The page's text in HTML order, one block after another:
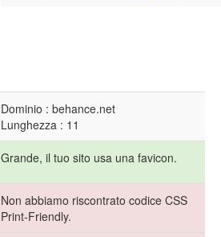
Dominio : behance.net
Lunghezza : 11
Grande, il tuo sito usa una favicon.
Non abbiamo riscontrato codice CSS
Print-Friendly.